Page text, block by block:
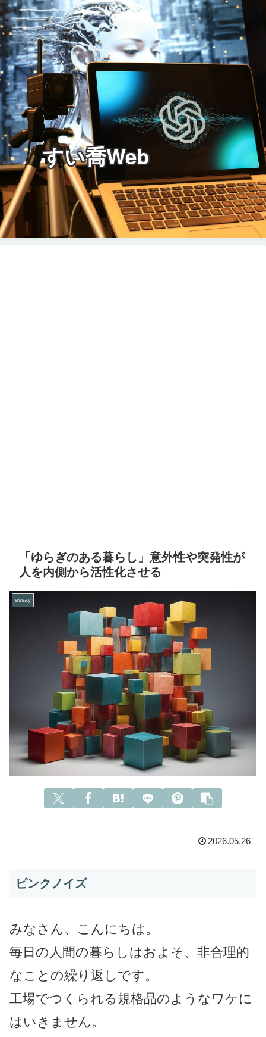
すい喬Web
「ゆらぎのある暮らし」意外性や突発性が
人を内側から活性化させる
essay
2026.05.26
ピンクノイズ
みなさん、こんにちは。
毎日の人間の暮らしはおよそ、非合理的
なことの繰り返しです。
工場でつくられる規格品のようなワケに
はいきません。